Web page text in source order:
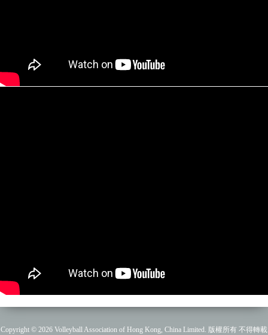
Copyright © 2026 Volleyball Association of Hong Kong, China Limited. 版權所有 不得轉載